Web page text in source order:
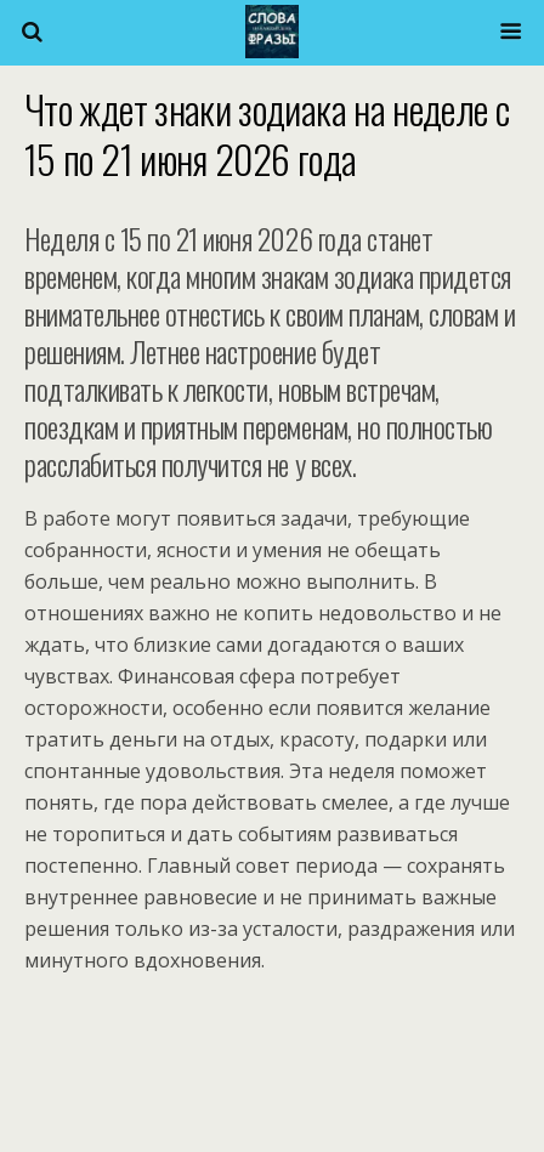
Что ждет знаки зодиака на неделе с
15 по 21 июня 2026 года
Неделя с 15 по 21 июня 2026 года станет
временем, когда многим знакам зодиака придется
внимательнее отнестись к своим планам, словам и
решениям. Летнее настроение будет
подталкивать к легкости, новым встречам,
поездкам и приятным переменам, но полностью
расслабиться получится не у всех.
В работе могут появиться задачи, требующие
собранности, ясности и умения не обещать
больше, чем реально можно выполнить. В
отношениях важно не копить недовольство и не
ждать, что близкие сами догадаются о ваших
чувствах. Финансовая сфера потребует
осторожности, особенно если появится желание
тратить деньги на отдых, красоту, подарки или
спонтанные удовольствия. Эта неделя поможет
понять, где пора действовать смелее, а где лучше
не торопиться и дать событиям развиваться
постепенно. Главный совет периода — сохранять
внутреннее равновесие и не принимать важные
решения только из-за усталости, раздражения или
минутного вдохновения.